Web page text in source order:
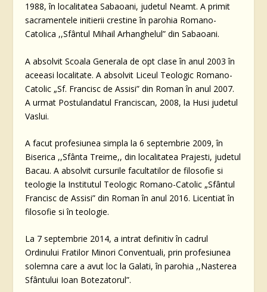
1988, în localitatea Sabaoani, judetul Neamt. A primit
sacramentele initierii crestine în parohia Romano-
Catolica ,,Sfântul Mihail Arhanghelul” din Sabaoani.
A absolvit Scoala Generala de opt clase în anul 2003 în
aceeasi localitate. A absolvit Liceul Teologic Romano-
Catolic „Sf. Francisc de Assisi” din Roman în anul 2007.
A urmat Postulandatul Franciscan, 2008, la Husi judetul
Vaslui.
A facut profesiunea simpla la 6 septembrie 2009, în
Biserica ,,Sfânta Treime,, din localitatea Prajesti, judetul
Bacau. A absolvit cursurile facultatilor de filosofie si
teologie la Institutul Teologic Romano-Catolic „Sfântul
Francisc de Assisi” din Roman în anul 2016. Licentiat în
filosofie si în teologie.
La 7 septembrie 2014, a intrat definitiv în cadrul
Ordinului Fratilor Minori Conventuali, prin profesiunea
solemna care a avut loc la Galati, în parohia ,,Nasterea
Sfântului Ioan Botezatorul”.